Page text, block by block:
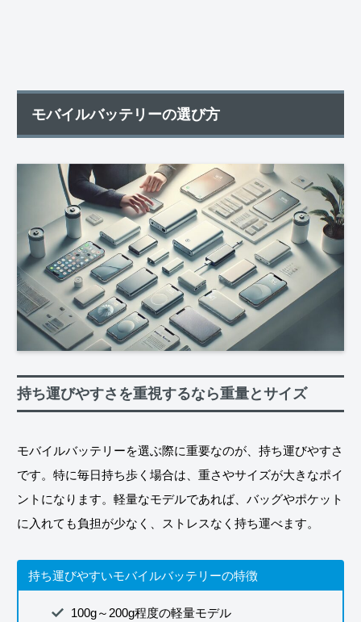
モバイルバッテリーの選び方
持ち運びやすさを重視するなら重量とサイズ
モバイルバッテリーを選ぶ際に重要なのが、持ち運びやすさ
です。特に毎日持ち歩く場合は、重さやサイズが大きなポイ
ントになります。軽量なモデルであれば、バッグやポケット
に入れても負担が少なく、ストレスなく持ち運べます。
持ち運びやすいモバイルバッテリーの特徴
100g～200g程度の軽量モデル